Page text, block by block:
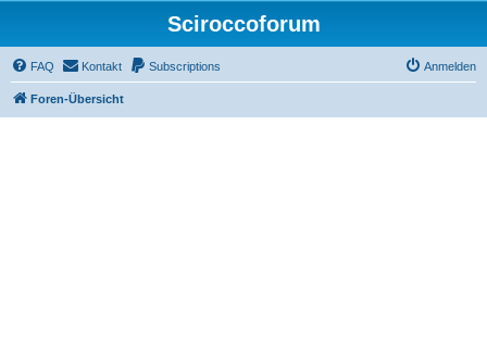
Sciroccoforum
FAQ Kontakt Subscriptions Anmelden
Foren-Übersicht